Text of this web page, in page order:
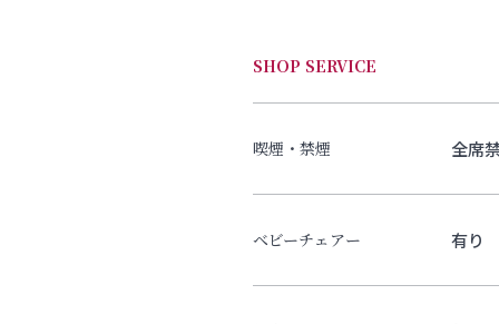
SHOP SERVICE
喫煙・禁煙 全席
ベビーチェアー 有り